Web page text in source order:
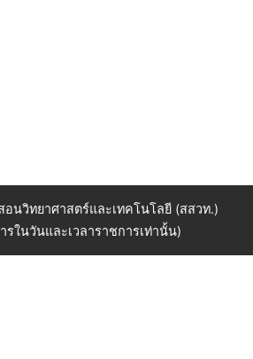
อนวิทยาศาสตร์และเทคโนโลยี (สสวท.)
รในวันและเวลาราชการเท่านั้น)